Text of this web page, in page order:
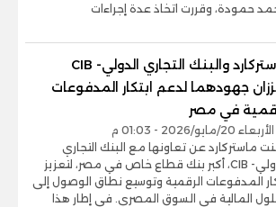
حمودة، وقررت اتخاذ عدة إجراءات
ماستركارد والبنك التجاري الدولي- CIB
جهودهما لدعم ابتكار المدفوعات
في مصر
الأربعاء 20/مايو/2026 - 01:03 م
ماستركارد عن تعاونها مع البنك التجاري
الدولي- CIB، أكبر بنك قطاع خاص في مصر، لتعزيز
المدفوعات الرقمية وتوسيع نطاق الوصول إلى
المالية في السوق المصري. في إطار هذا